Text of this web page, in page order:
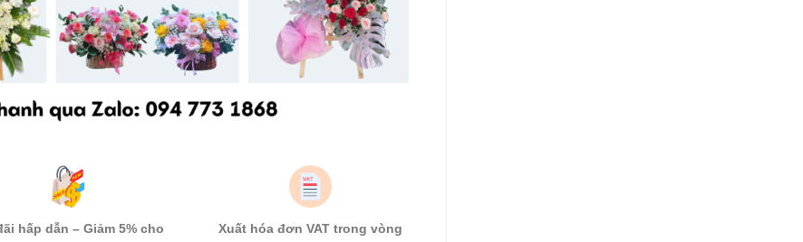
hấp dẫn – Giảm 5% cho
Xuất hóa đơn VAT trong vòng